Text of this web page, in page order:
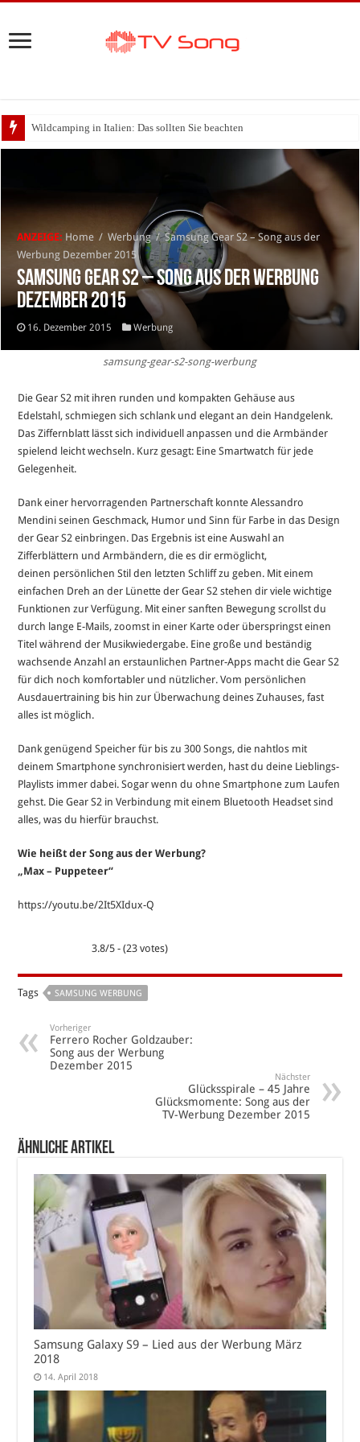
Wildcamping in Italien: Das sollten Sie beachten
ANZEIGE: Home / Werbung / Samsung Gear S2 – Song aus der
Werbung Dezember 2015
Samsung Gear S2 – Song aus der Werbung
Dezember 2015
16. Dezember 2015 Werbung
samsung-gear-s2-song-werbung
Die Gear S2 mit ihren runden und kompakten Gehäuse aus
Edelstahl, schmiegen sich schlank und elegant an dein Handgelenk.
Das Ziffernblatt lässt sich individuell anpassen und die Armbänder
spielend leicht wechseln. Kurz gesagt: Eine Smartwatch für jede
Gelegenheit.
Dank einer hervorragenden Partnerschaft konnte Alessandro
Mendini seinen Geschmack, Humor und Sinn für Farbe in das Design
der Gear S2 einbringen. Das Ergebnis ist eine Auswahl an
Zifferblättern und Armbändern, die es dir ermöglicht,
deinen persönlichen Stil den letzten Schliff zu geben. Mit einem
einfachen Dreh an der Lünette der Gear S2 stehen dir viele wichtige
Funktionen zur Verfügung. Mit einer sanften Bewegung scrollst du
durch lange E-Mails, zoomst in einer Karte oder überspringst einen
Titel während der Musikwiedergabe. Eine große und beständig
wachsende Anzahl an erstaunlichen Partner-Apps macht die Gear S2
für dich noch komfortabler und nützlicher. Vom persönlichen
Ausdauertraining bis hin zur Überwachung deines Zuhauses, fast
alles ist möglich.
Dank genügend Speicher für bis zu 300 Songs, die nahtlos mit
deinem Smartphone synchronisiert werden, hast du deine Lieblings-
Playlists immer dabei. Sogar wenn du ohne Smartphone zum Laufen
gehst. Die Gear S2 in Verbindung mit einem Bluetooth Headset sind
alles, was du hierfür brauchst.
Wie heißt der Song aus der Werbung?
„Max – Puppeteer“
https://youtu.be/2It5XIdux-Q
3.8/5 - (23 votes)
Tags SAMSUNG WERBUNG
Vorheriger
Ferrero Rocher Goldzauber:
Song aus der Werbung
Dezember 2015
Nächster
Glücksspirale – 45 Jahre
Glücksmomente: Song aus der
TV-Werbung Dezember 2015
Ähnliche Artikel
Samsung Galaxy S9 – Lied aus der Werbung März
2018
14. April 2018